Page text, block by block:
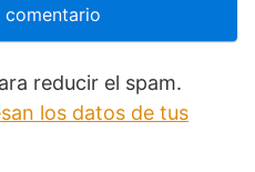
reducir el spam.
los datos de tus